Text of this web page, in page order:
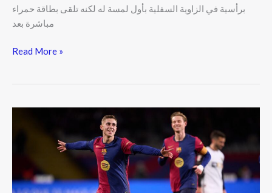
برأسية في الزاوية السفلية بأول لمسة له لكنه تلقى بطاقة حمراء
مباشرة بعد
Read More »
بسبعة
أهداف